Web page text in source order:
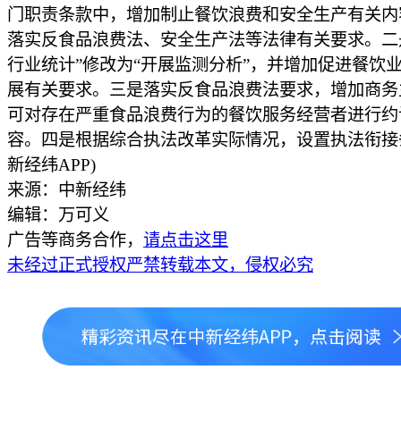
门职责条款中，增加制止餐饮浪费和安全生产有关
落实反食品浪费法、安全生产法等法律有关要求。
行业统计”修改为“开展监测分析”，并增加促进餐饮
展有关要求。三是落实反食品浪费法要求，增加商
可对存在严重食品浪费行为的餐饮服务经营者进行
容。四是根据综合执法改革实际情况，设置执法衔
新经纬APP)
来源：中新经纬
编辑：万可义
广告等商务合作， 请点击这里
未经过正式授权严禁转载本文，侵权必究